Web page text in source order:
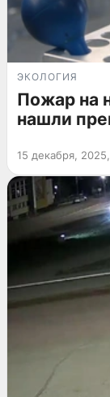
ЭКОЛОГИЯ
Пожар на
нашли
15 декабря,